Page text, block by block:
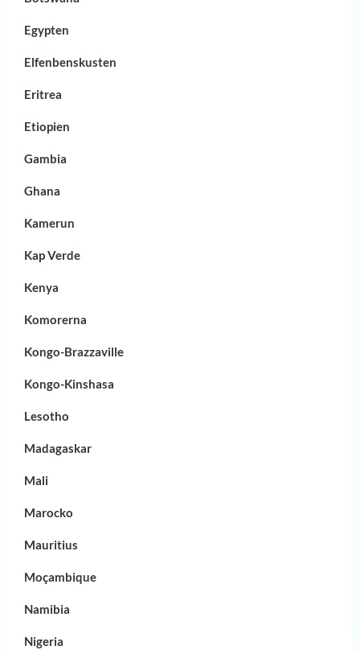
Egypten
Elfenbenskusten
Eritrea
Etiopien
Gambia
Ghana
Kamerun
Kap Verde
Kenya
Komorerna
Kongo-Brazzaville
Kongo-Kinshasa
Lesotho
Madagaskar
Mali
Marocko
Mauritius
Moçambique
Namibia
Nigeria